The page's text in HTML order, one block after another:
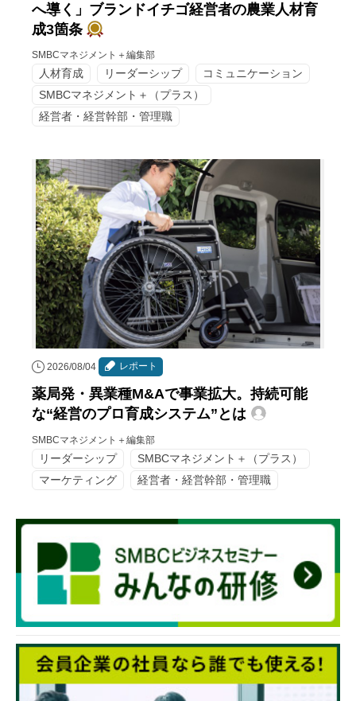
へ導く」ブランドイチゴ経営者の農業人材育
成3箇条
SMBCマネジメント＋編集部
人材育成 リーダーシップ
コミュニケーション
SMBCマネジメント＋（プラス）
経営者・経営幹部・管理職
2026/08/04 レポート
薬局発・異業種M&Aで事業拡大。持続可能
な“経営のプロ育成システム”とは
SMBCマネジメント＋編集部
リーダーシップ
SMBCマネジメント＋（プラス）
マーケティング
経営者・経営幹部・管理職